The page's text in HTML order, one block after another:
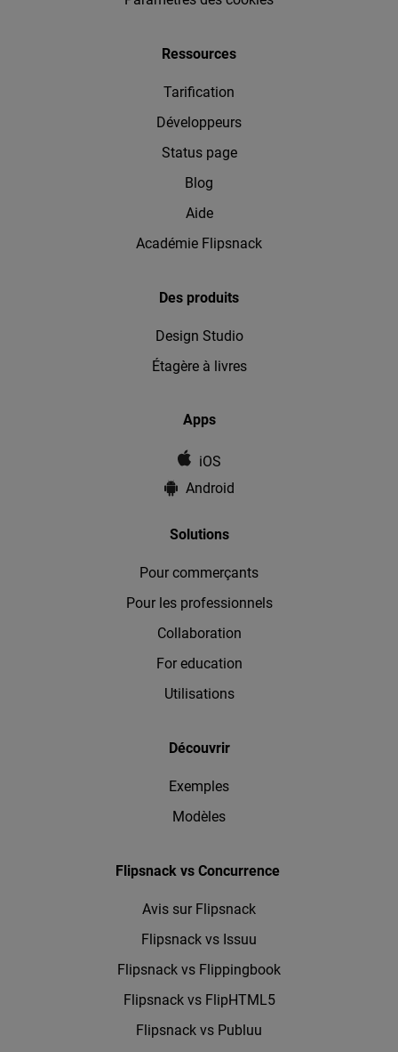
Ressources
Tarification
Développeurs
Status page
Blog
Aide
Académie Flipsnack
Des produits
Design Studio
Étagère à livres
Apps
iOS
Android
Solutions
Pour commerçants
Pour les professionnels
Collaboration
For education
Utilisations
Découvrir
Exemples
Modèles
Flipsnack vs Concurrence
Avis sur Flipsnack
Flipsnack vs Issuu
Flipsnack vs Flippingbook
Flipsnack vs FlipHTML5
Flipsnack vs Publuu